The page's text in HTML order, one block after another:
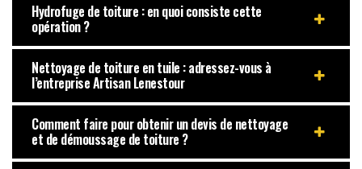
Hydrofuge de toiture : en quoi consiste cette
opération ?
Nettoyage de toiture en tuile : adressez-vous à
l’entreprise Artisan Lenestour
Comment faire pour obtenir un devis de nettoyage
et de démoussage de toiture ?